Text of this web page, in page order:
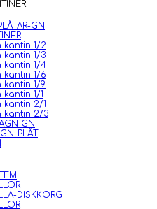
GN
kantin 1/2
kantin 1/3
kantin 1/4
kantin 1/6
kantin 1/9
kantin 1/1
kantin 2/1
kantin 2/3
GN
PLÅT
DISKKORG